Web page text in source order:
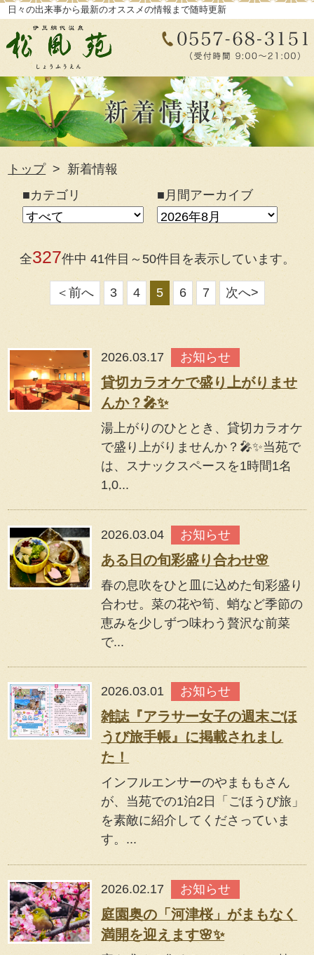
日々の出来事から最新のオススメの情報まで随時更新
トップ
新着情報
■カテゴリ
■月間アーカイブ
全327件中 41件目～50件目を表示しています。
＜前へ 3 4 5 6 7 次へ>
2026.03.17 お知らせ
貸切カラオケで盛り上がりませ
んか？🎤✨
湯上がりのひととき、貸切カラオケ
で盛り上がりませんか？🎤✨当苑で
は、スナックスペースを1時間1名
1,0...
2026.03.04 お知らせ
ある日の旬彩盛り合わせ🌸
春の息吹をひと皿に込めた旬彩盛り
合わせ。菜の花や筍、蛸など季節の
恵みを少しずつ味わう贅沢な前菜
で...
2026.03.01 お知らせ
雑誌『アラサー女子の週末ごほ
うび旅手帳』に掲載されまし
た！
インフルエンサーのやまももさん
が、当苑での1泊2日「ごほうび旅」
を素敵に紹介してくださっていま
す。...
2026.02.17 お知らせ
庭園奥の「河津桜」がまもなく
満開を迎えます🌸✨